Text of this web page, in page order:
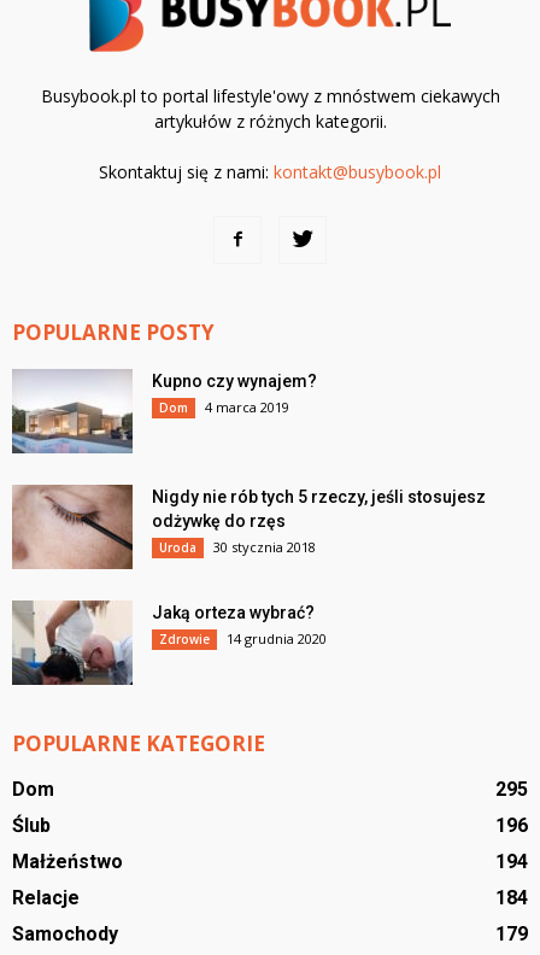
Busybook.pl to portal lifestyle'owy z mnóstwem ciekawych
artykułów z różnych kategorii.
Skontaktuj się z nami: kontakt@busybook.pl
POPULARNE POSTY
Kupno czy wynajem?
Dom 4 marca 2019
Nigdy nie rób tych 5 rzeczy, jeśli stosujesz
odżywkę do rzęs
Uroda 30 stycznia 2018
Jaką orteza wybrać?
Zdrowie 14 grudnia 2020
POPULARNE KATEGORIE
Dom
295
Ślub
196
Małżeństwo
194
Relacje
184
Samochody
179